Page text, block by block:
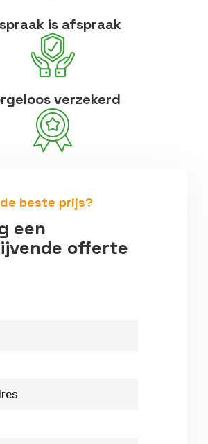
is afspraak
verzekerd
beste prijs?
een
offerte